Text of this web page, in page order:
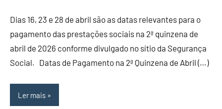
Dias 16, 23 e 28 de abril são as datas relevantes para o
pagamento das prestações sociais na 2ª quinzena de
abril de 2026 conforme divulgado no sítio da Segurança
Social. Datas de Pagamento na 2ª Quinzena de Abril (…)
Ler mais